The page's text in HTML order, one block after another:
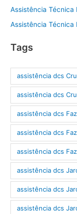
Assistência Técnica
Assistência Técnica
Tags
assistência dcs
assistência dcs
assistência dcs
assistência dcs
assistência dcs
assistência dcs
assistência dcs
assistência dcs